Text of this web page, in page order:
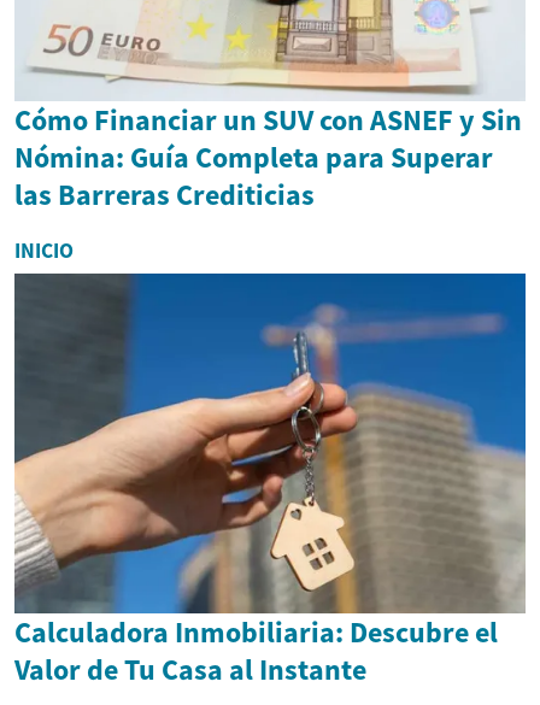
Cómo Financiar un SUV con ASNEF y Sin
Nómina: Guía Completa para Superar
las Barreras Crediticias
INICIO
Calculadora Inmobiliaria: Descubre el
Valor de Tu Casa al Instante